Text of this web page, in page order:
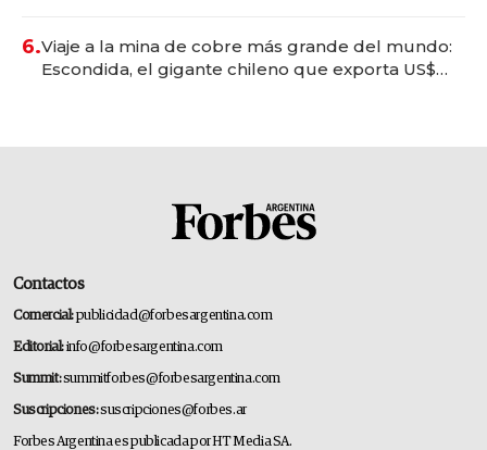
6.Viaje a la mina de cobre más grande del mundo:
Escondida, el gigante chileno que exporta US$
Contactos
Comercial:publicidad@forbesargentina.com
Editorial:info@forbesargentina.com
Summit:summitforbes@forbesargentina.com
Suscripciones:suscripciones@forbes.ar
Forbes Argentina es publicada por HT Media SA.